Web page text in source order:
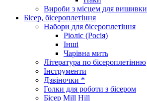
Вироби з місцем для вишивки
Бісер, бісероплетіння
Набори для бісероплетіння
Ріоліс (Росія)
Інші
Чарівна мить
Література по бісероплетінню
Інструменти
Дзвіночки *
Голки для роботи з бісером
Бісер Mill Hill